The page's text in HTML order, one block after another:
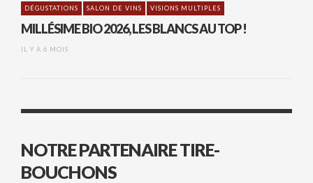
DÉGUSTATIONS SALON DE VINS VISIONS MULTIPLES
MILLÉSIME BIO 2026, LES BLANCS AU TOP !
IL Y A 6 MOIS
NOTRE PARTENAIRE TIRE-
BOUCHONS